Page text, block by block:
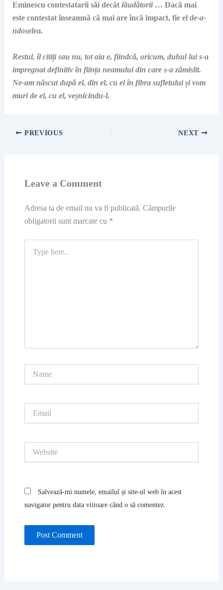
Eminescu contestatarii săi decât lăudătorii … Dacă mai
este contestat înseamnă că mai are încă impact, fie el de-a-
ndoselea.
Restul, îl citiți sau nu, tot aia e, fiindcă, oricum, duhul lui s-a
impregnat definitiv în ființa neamului din care s-a zămislit.
Ne-am născut după el, din el, cu el în fibra sufletului și vom
muri de el, cu el, veșnicindu-l.
PREVIOUS NEXT
Leave a Comment
Adresa ta de email nu va fi publicată. Câmpurile
obligatorii sunt marcate cu *
here..
Salvează-mi numele, emailul și site-ul web în acest
navigator pentru data viitoare când o să comentez.